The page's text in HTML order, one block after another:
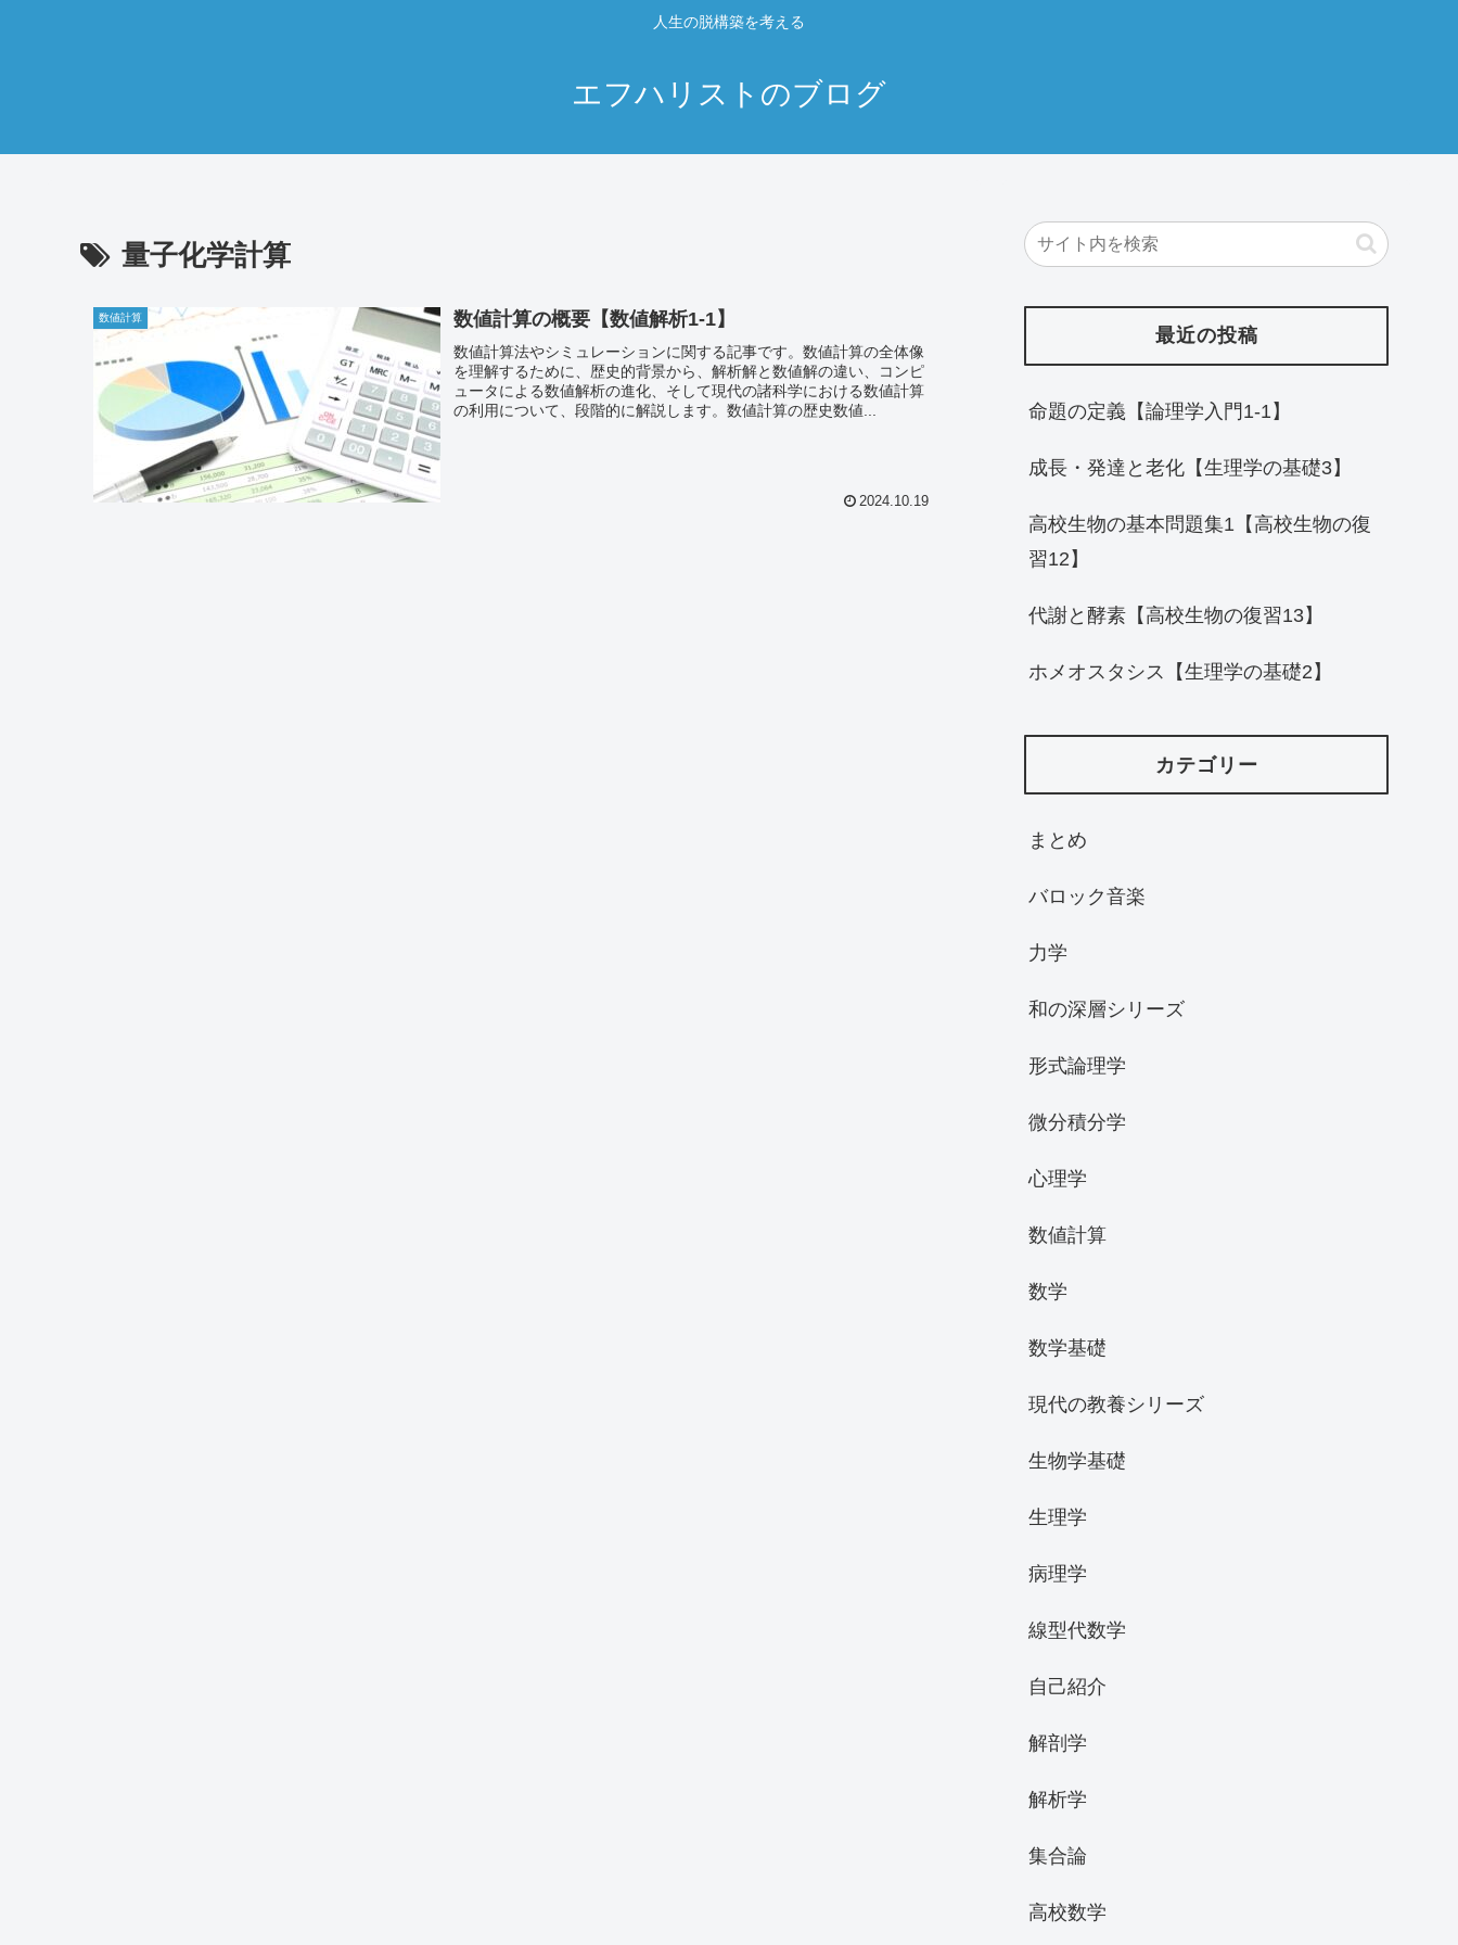
人生の脱構築を考える
エフハリストのブログ
量子化学計算
数値計算 数値計算の概要【数値解析1-1】
数値計算法やシミュレーションに関する記事です。数値計算の全体像
を理解するために、歴史的背景から、解析解と数値解の違い、コンピ
ュータによる数値解析の進化、そして現代の諸科学における数値計算
の利用について、段階的に解説します。数値計算の歴史数値...
2024.10.19
最近の投稿
命題の定義【論理学入門1-1】
成長・発達と老化【生理学の基礎3】
高校生物の基本問題集1【高校生物の復
習12】
代謝と酵素【高校生物の復習13】
ホメオスタシス【生理学の基礎2】
カテゴリー
まとめ
バロック音楽
力学
和の深層シリーズ
形式論理学
微分積分学
心理学
数値計算
数学
数学基礎
現代の教養シリーズ
生物学基礎
生理学
病理学
線型代数学
自己紹介
解剖学
解析学
集合論
高校数学